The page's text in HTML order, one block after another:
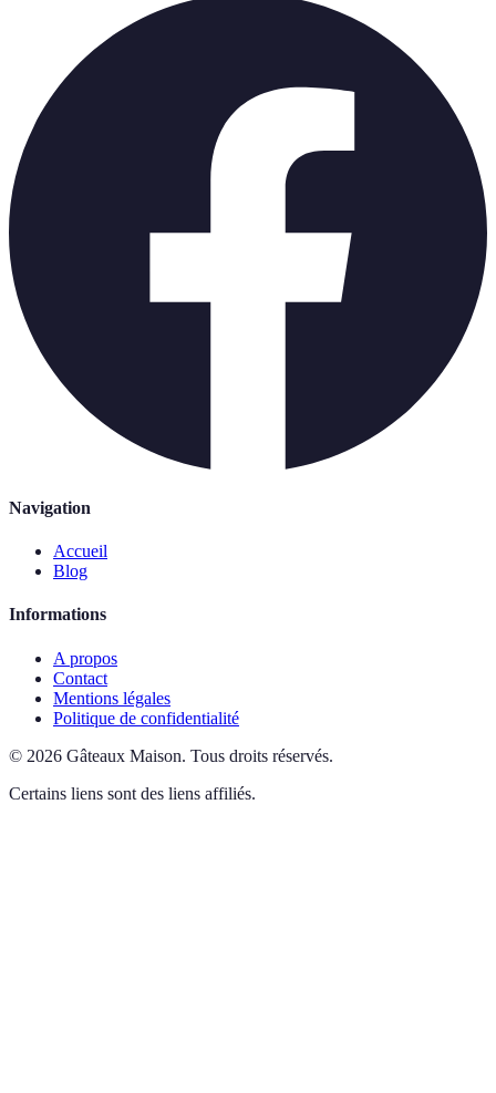
Navigation
Accueil
Blog
Informations
A propos
Contact
Mentions légales
Politique de confidentialité
© 2026 Gâteaux Maison. Tous droits réservés.
Certains liens sont des liens affiliés.